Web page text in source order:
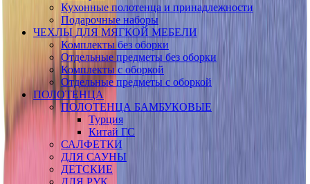
Кухонные полотенца и принадлежности
Подарочные наборы
ЧЕХЛЫ ДЛЯ МЯГКОЙ МЕБЕЛИ
Комплекты без оборки
Отдельные предметы без оборки
Комплекты с оборкой
Отдельные предметы с оборкой
ПОЛОТЕНЦА
ПОЛОТЕНЦА БАМБУКОВЫЕ
Турция
Китай ГС
САЛФЕТКИ
ДЛЯ САУНЫ
ДЕТСКИЕ
ДЛЯ РУК